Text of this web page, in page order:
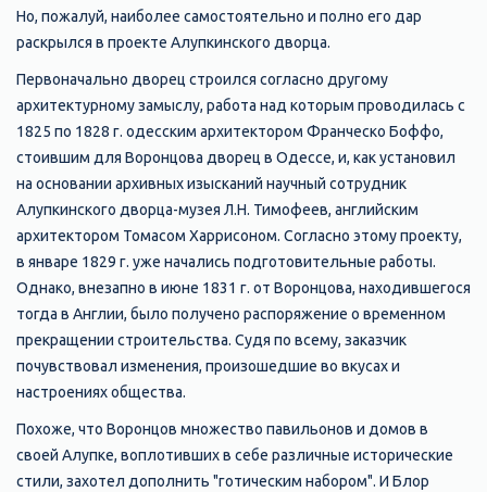
Но, пожалуй, наиболее самостоятельно и полно его дар
раскрылся в проекте Алупкинского дворца.
Первоначально дворец строился согласно другому
архитектурному замыслу, работа над которым проводилась с
1825 по 1828 г. одесским архитектором Франческо Боффо,
стоившим для Воронцова дворец в Одессе, и, как установил
на основании архивных изысканий научный сотрудник
Алупкинского дворца-музея Л.Н. Тимофеев, английским
архитектором Томасом Харрисоном. Согласно этому проекту,
в январе 1829 г. уже начались подготовительные работы.
Однако, внезапно в июне 1831 г. от Воронцова, находившегося
тогда в Англии, было получено распоряжение о временном
прекращении строительства. Судя по всему, заказчик
почувствовал изменения, произошедшие во вкусах и
настроениях общества.
Похоже, что Воронцов множество павильонов и домов в
своей Алупке, воплотивших в себе различные исторические
стили, захотел дополнить "готическим набором". И Блор